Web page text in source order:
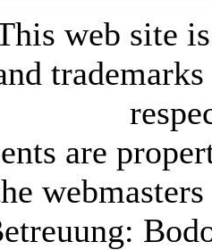
web site
are